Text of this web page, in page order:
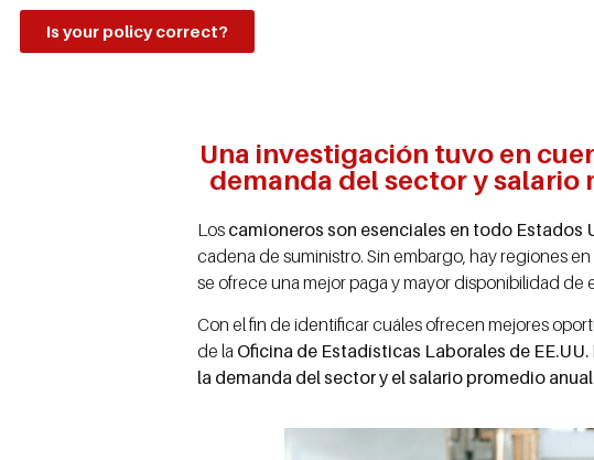
Is your policy correct?
Una investigación tuvo en
demanda del sector y salario
Los camioneros son esenciales en todo
cadena de suministro. Sin embargo, hay regiones
se ofrece una mejor paga y mayor disponibilidad de
Con el fin de identificar cuáles ofrecen mejores
de la Oficina de Estadísticas Laborales de EE.UU.
la demanda del sector y el salario promedio